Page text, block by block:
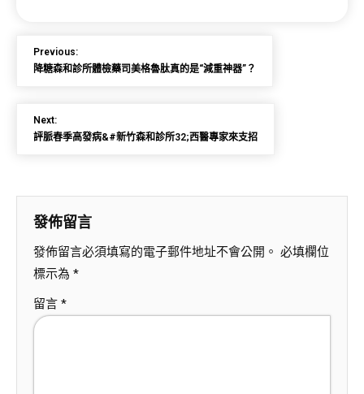
Previous:
降糖森和診所體檢藥司美格魯肽真的是“減重神器”？
Next:
評脈春季高發病&#新竹森和診所32;西醫專家來支招
發佈留言
發佈留言必須填寫的電子郵件地址不會公開。 必填欄位
標示為 *
留言 *